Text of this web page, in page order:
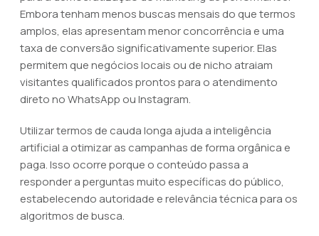
Embora tenham menos buscas mensais do que termos
amplos, elas apresentam menor concorrência e uma
taxa de conversão significativamente superior. Elas
permitem que negócios locais ou de nicho atraiam
visitantes qualificados prontos para o atendimento
direto no WhatsApp ou Instagram.
Utilizar termos de cauda longa ajuda a inteligência
artificial a otimizar as campanhas de forma orgânica e
paga. Isso ocorre porque o conteúdo passa a
responder a perguntas muito específicas do público,
estabelecendo autoridade e relevância técnica para os
algoritmos de busca.